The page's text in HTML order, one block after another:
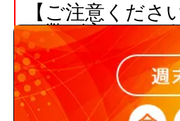
【ご注意くだ
ト数が入ってい
注文の際の合計
でご注意下さい